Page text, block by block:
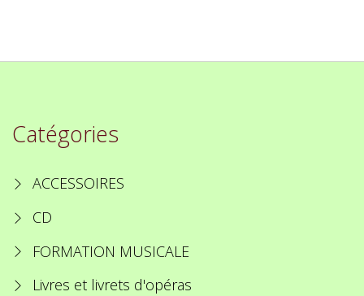
Catégories
ACCESSOIRES
CD
FORMATION MUSICALE
Livres et livrets d'opéras